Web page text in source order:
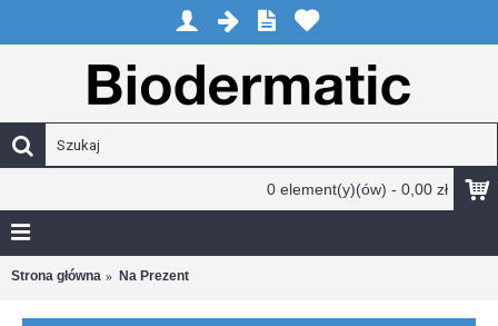
0 element(y)(ów) - 0,00 zł
Strona główna Na Prezent